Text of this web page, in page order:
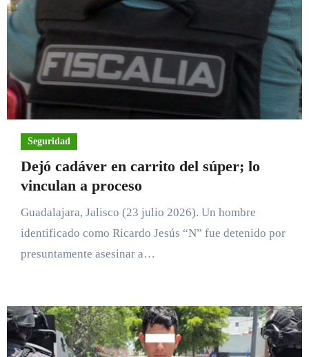
Seguridad
Dejó cadáver en carrito del súper; lo
vinculan a proceso
Guadalajara, Jalisco (23 julio 2026). Un hombre
identificado como Ricardo Jesús “N” fue detenido por
presuntamente asesinar a…